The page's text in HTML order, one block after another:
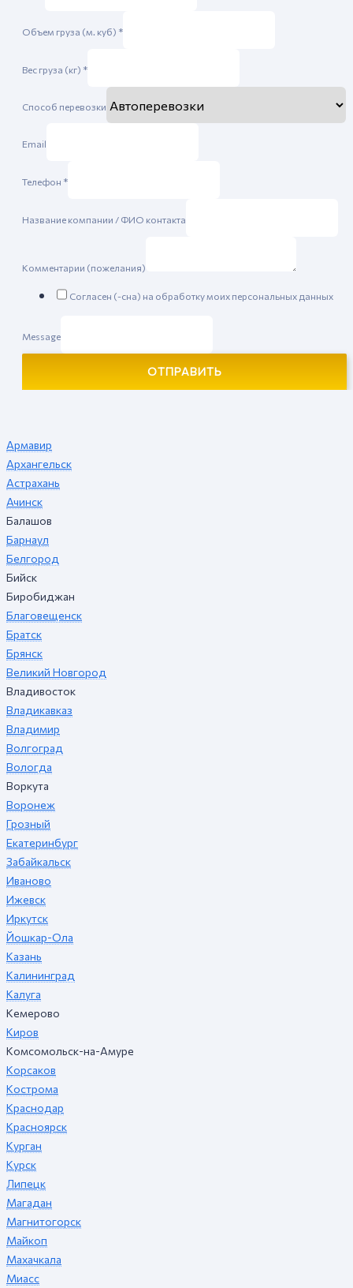
Армавир
Архангельск
Астрахань
Ачинск
Балашов
Барнаул
Белгород
Бийск
Биробиджан
Благовещенск
Братск
Брянск
Великий Новгород
Владивосток
Владикавказ
Владимир
Волгоград
Вологда
Воркута
Воронеж
Грозный
Екатеринбург
Забайкальск
Иваново
Ижевск
Иркутск
Йошкар-Ола
Казань
Калининград
Калуга
Кемерово
Киров
Комсомольск-на-Амуре
Корсаков
Кострома
Краснодар
Красноярск
Курган
Курск
Липецк
Магадан
Магнитогорск
Майкоп
Махачкала
Миасс
Объем груза (м. куб) *
Вес груза (кг) *
Способ перевозки
Email
Телефон *
Название компании / ФИО контакта
Комментарии (пожелания)
Согласен (-сна) на обработку моих персональных данных
Message
ОТПРАВИТЬ